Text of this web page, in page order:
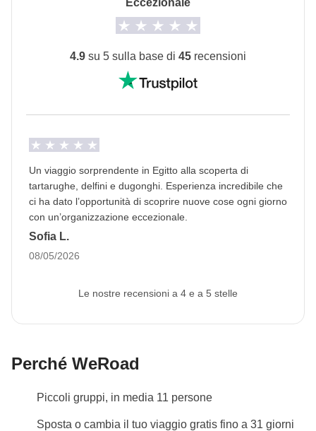
coordinatore. Le attività pagate con la Cassa Comune
sono svolte da fornitori locali terzi e valgono le loro
condizioni; WeRoad non interviene nella gestione né
assume responsabilità
Ramadan: questo vuol dire che il viaggio può subire
modifiche in base agli orari di apertura dei luoghi
private. Essere un WeRoader vuol dire anche
un'occasione per conoscerle ancora più da vicino!
Info sulle camere private
Vedi i dettagli
Eccezionale
4.9 su 5 sulla base di 45 recensioni
Un viaggio sorprendente in Egitto alla scoperta di
tartarughe, delfini e dugonghi. Esperienza incredibile che
ci ha dato l’opportunità di scoprire nuove cose ogni giorno
con un’organizzazione eccezionale.
Sofia L.
08/05/2026
Le nostre recensioni a 4 e a 5 stelle
Perché WeRoad
Piccoli gruppi, in media 11 persone
Sposta o cambia il tuo viaggio gratis fino a 31 giorni